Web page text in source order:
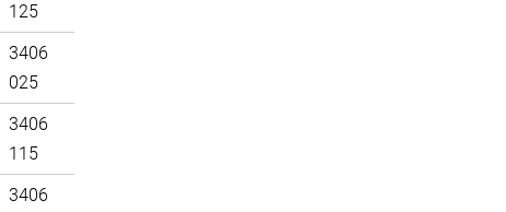
125
3406
025
3406
115
3406